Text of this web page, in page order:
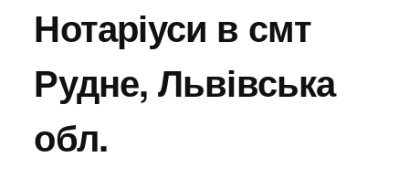
Нотаріуси в смт
Рудне, Львівська
обл.